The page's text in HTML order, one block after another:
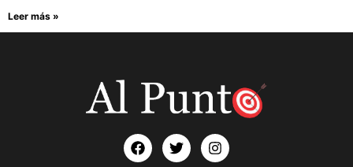
Leer más »